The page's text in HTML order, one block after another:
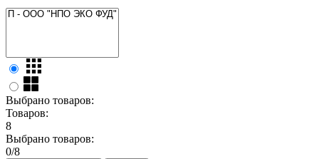
Выбрано товаров:
Товаров:
8
Выбрано товаров:
0/8